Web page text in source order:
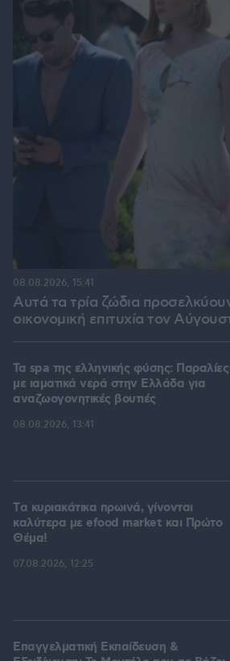
Αυτά τα τρία ζώδια
οικονομική επιτυχία τον
08.08.2026, 15:41
Τα spa της ελληνικής φύσης: Παραλίες
με ιαματικά νερά στην Ελλάδα για
αναζωογονητικές βουτιές
08.08.2026, 13:41
Tα κυριακάτικα πρωινά, γίνονται
καλύτερα με efood market και Πρώτο
Θέμα!
07.08.2026, 12:25
Επαγγελματική Εκπαίδευση &